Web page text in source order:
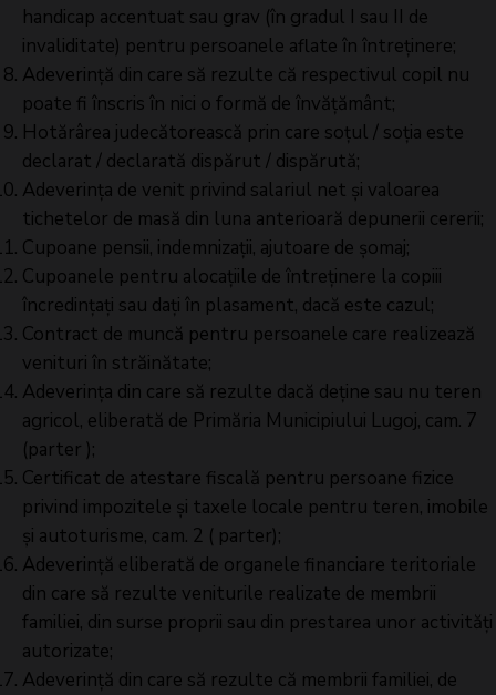
handicap accentuat sau grav (în gradul I sau II de
invaliditate) pentru persoanele aflate în întreținere;
Adeverință din care să rezulte că respectivul copil nu
poate fi înscris în nici o formă de învățământ;
Hotărârea judecătorească prin care soțul / soția este
declarat / declarată dispărut / dispărută;
Adeverința de venit privind salariul net și valoarea
tichetelor de masă din luna anterioară depunerii cererii;
Cupoane pensii, indemnizații, ajutoare de șomaj;
Cupoanele pentru alocațiile de întreținere la copiii
încredințați sau dați în plasament, dacă este cazul;
Contract de muncă pentru persoanele care realizează
venituri în străinătate;
Adeverința din care să rezulte dacă deține sau nu teren
agricol, eliberată de Primăria Municipiului Lugoj, cam. 7
(parter );
Certificat de atestare fiscală pentru persoane fizice
privind impozitele și taxele locale pentru teren, imobile
și autoturisme, cam. 2 ( parter);
Adeverință eliberată de organele financiare teritoriale
din care să rezulte veniturile realizate de membrii
familiei, din surse proprii sau din prestarea unor activități
autorizate;
Adeverință din care să rezulte că membrii familiei, de